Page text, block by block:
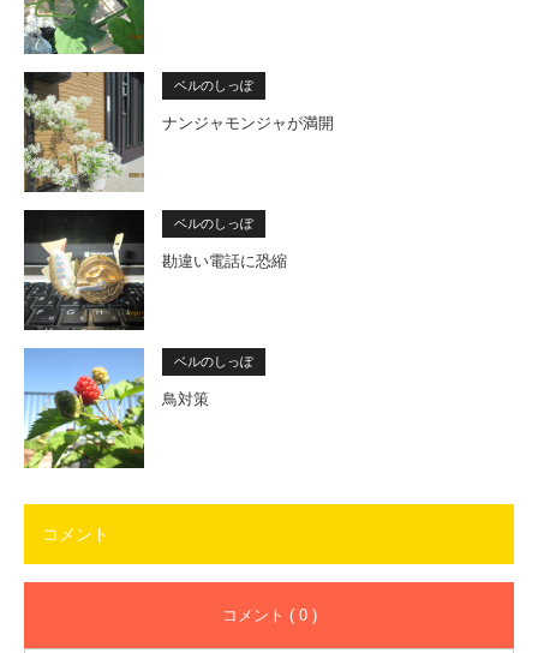
ベルのしっぽ
ナンジャモンジャが満開
ベルのしっぽ
勘違い電話に恐縮
ベルのしっぽ
鳥対策
コメント
コメント ( 0 )